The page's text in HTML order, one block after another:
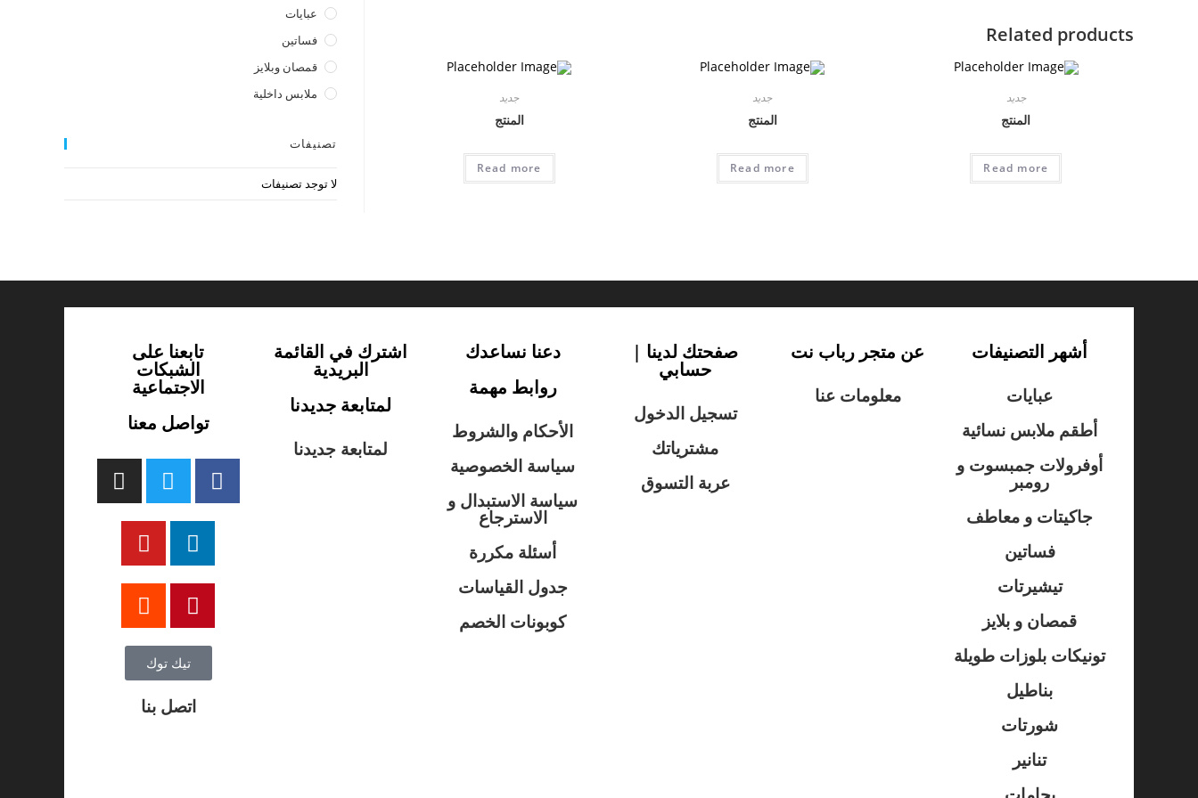
Related products
جديد
المنتج
Read more
جديد
المنتج
Read more
جديد
المنتج
Read more
عبايات
فساتين
قمصان وبلايز
ملابس داخلية
تصنيفات
لا توجد تصنيفات
أشهر التصنيفات
عبايات
أطقم ملابس نسائية
أوفرولات جمبسوت و
رومبر
جاكيتات و معاطف
فساتين
تيشيرتات
قمصان و بلايز
تونيكات بلوزات طويلة
بناطيل
شورتات
تنانير
عن متجر رباب نت
معلومات عنا
صفحتك لدينا |
حسابي
تسجيل الدخول
مشترياتك
عربة التسوق
دعنا نساعدك
روابط مهمة
الأحكام والشروط
سياسة الخصوصية
سياسة الاستبدال و
الاسترجاع
أسئلة مكررة
جدول القياسات
كوبونات الخصم
اشترك في القائمة
البريدية
لمتابعة جديدنا
لمتابعة جديدنا
تابعنا على
الشبكات
الاجتماعية
تواصل معنا
تيك توك
اتصل بنا